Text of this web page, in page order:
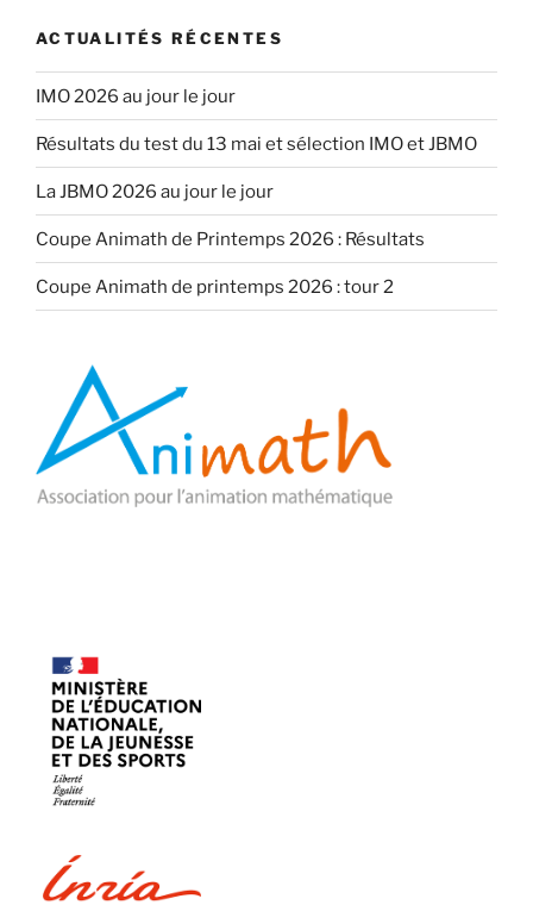
ACTUALITÉS RÉCENTES
IMO 2026 au jour le jour
Résultats du test du 13 mai et sélection IMO et JBMO
La JBMO 2026 au jour le jour
Coupe Animath de Printemps 2026 : Résultats
Coupe Animath de printemps 2026 : tour 2